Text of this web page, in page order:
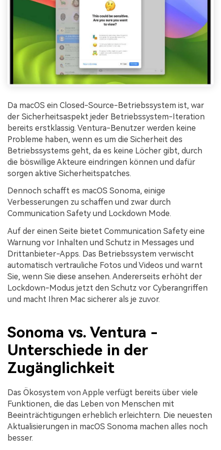
Da macOS ein Closed-Source-Betriebssystem ist, war
der Sicherheitsaspekt jeder Betriebssystem-Iteration
bereits erstklassig. Ventura-Benutzer werden keine
Probleme haben, wenn es um die Sicherheit des
Betriebssystems geht, da es keine Löcher gibt, durch
die böswillige Akteure eindringen können und dafür
sorgen aktive Sicherheitspatches.
Dennoch schafft es macOS Sonoma, einige
Verbesserungen zu schaffen und zwar durch
Communication Safety und Lockdown Mode.
Auf der einen Seite bietet Communication Safety eine
Warnung vor Inhalten und Schutz in Messages und
Drittanbieter-Apps. Das Betriebssystem verwischt
automatisch vertrauliche Fotos und Videos und warnt
Sie, wenn Sie diese ansehen. Andererseits erhöht der
Lockdown-Modus jetzt den Schutz vor Cyberangriffen
und macht Ihren Mac sicherer als je zuvor.
Sonoma vs. Ventura -
Unterschiede in der
Zugänglichkeit
Das Ökosystem von Apple verfügt bereits über viele
Funktionen, die das Leben von Menschen mit
Beeinträchtigungen erheblich erleichtern. Die neuesten
Aktualisierungen in macOS Sonoma machen alles noch
besser.